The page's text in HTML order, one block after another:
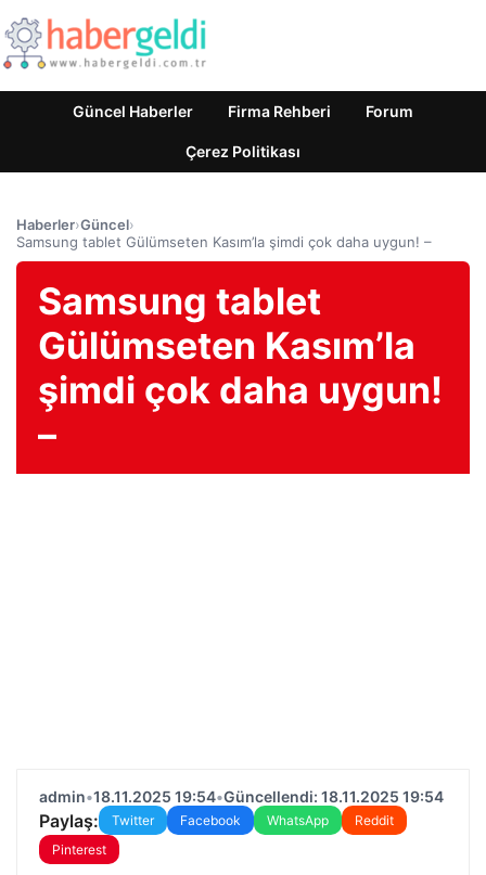
Güncel Haberler Firma Rehberi Forum
Çerez Politikası
Haberler›Güncel›
Samsung tablet Gülümseten Kasım’la şimdi çok daha uygun! –
Samsung tablet
Gülümseten Kasım’la
şimdi çok daha uygun!
–
admin•18.11.2025 19:54•Güncellendi: 18.11.2025 19:54
Paylaş: Twitter Facebook WhatsApp
Reddit
Pinterest